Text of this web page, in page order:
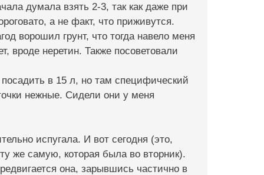
думала взять 2-3, так как даже при
а не факт, что приживутся.
ворошил грунт, что тогда навело меня
вроде неретин. Также посоветовали
в 15 л, но там специфический
нежные. Сидели они у меня
испугала. И вот сегодня (это,
же самую, которая была во вторник).
она, зарывшись частично в